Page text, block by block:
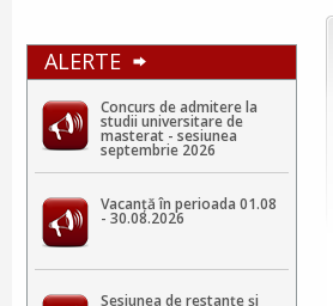
ALERTE
Concurs de admitere la
studii universitare de
masterat - sesiunea
septembrie 2026
Vacanță în perioada 01.08
- 30.08.2026
Sesiunea de restanțe și